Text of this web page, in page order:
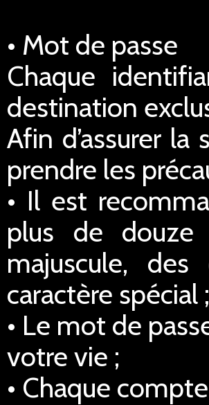
• Mot de passe
Chaque
destination
Afin d’assurer
prendre les
• Il est
plus de douze
majuscule,
caractère spécial ;
• Le mot de
votre vie ;
• Chaque